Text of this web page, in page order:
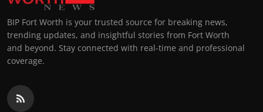
BIP Fort Worth is your trusted source for breaking news,
trending updates, and insightful stories from Fort Worth
and beyond. Stay connected with real-time and professional
coverage.